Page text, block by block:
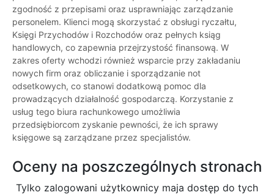
zgodność z przepisami oraz usprawniając zarządzanie
personelem. Klienci mogą skorzystać z obsługi ryczałtu,
Księgi Przychodów i Rozchodów oraz pełnych ksiąg
handlowych, co zapewnia przejrzystość finansową. W
zakres oferty wchodzi również wsparcie przy zakładaniu
nowych firm oraz obliczanie i sporządzanie not
odsetkowych, co stanowi dodatkową pomoc dla
prowadzących działalność gospodarczą. Korzystanie z
usług tego biura rachunkowego umożliwia
przedsiębiorcom zyskanie pewności, że ich sprawy
księgowe są zarządzane przez specjalistów.
Oceny na poszczególnych stronach
Tylko zalogowani użytkownicy maja dostęp do tych